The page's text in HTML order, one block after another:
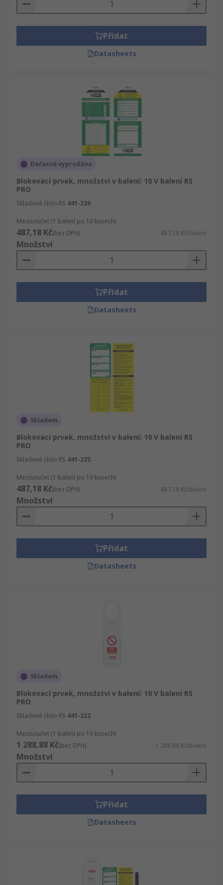
dále Soupravy štítků na lešení, držáky a vložky,
elektrické a průmyslové výrobky. Prohlédněte si
celou nabídku sekce IT, Zkušební a bezpečnostní
vybavení. Najdete tam Bezpečnost, zabezpečení,
ESD řízení a čisté prostory a Bezpečnostní a
Přidat
Datasheets
Dočasně vyprodáno
Blokovací prvek, množství v balení: 10 V balení RS
PRO
Skladové číslo RS 441-226
Mezisoučet (1 balení po 10 kusech)
487,18 Kč(bez DPH) 487,18 Kč/balení
Množství
Přidat
Datasheets
Skladem
Blokovací prvek, množství v balení: 10 V balení RS
PRO
Skladové číslo RS 441-225
Mezisoučet (1 balení po 10 kusech)
487,18 Kč(bez DPH) 487,18 Kč/balení
Množství
Přidat
Datasheets
Skladem
Blokovací prvek, množství v balení: 10 V balení RS
PRO
Skladové číslo RS 441-222
Mezisoučet (1 balení po 10 kusech)
1 288,88 Kč(bez DPH) 1 288,88 Kč/balení
Množství
Přidat
Datasheets